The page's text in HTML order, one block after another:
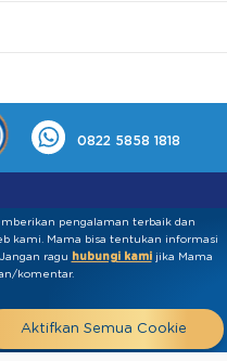
0822 5858 1818
& Ketentuan
pengalaman terbaik dan
kami. Mama bisa tentukan informasi
ragu hubungi kamijika Mama
komentar.
Aktifkan Semua Cookie